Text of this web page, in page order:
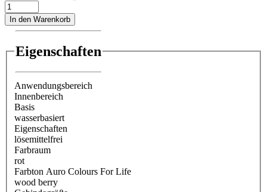
In den Warenkorb
Eigenschaften
Anwendungsbereich
Innenbereich
Basis
wasserbasiert
Eigenschaften
lösemittelfrei
Farbraum
rot
Farbton Auro Colours For Life
wood berry